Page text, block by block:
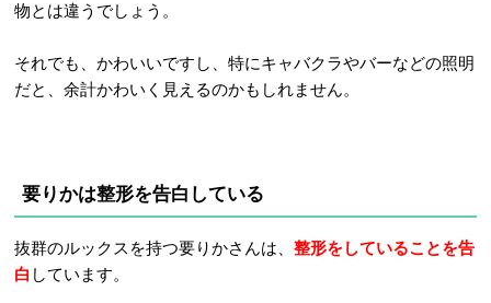
物とは違うでしょう。
それでも、かわいいですし、特にキャバクラやバーなどの照明
だと、余計かわいく見えるのかもしれません。
要りかは整形を告白している
抜群のルックスを持つ要りかさんは、 整形をしていることを告
白 しています。